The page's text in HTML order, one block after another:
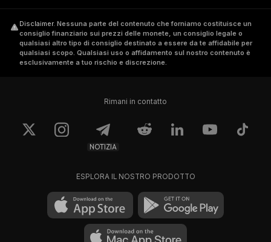
Disclaimer. Nessuna parte del contenuto che forniamo costituisce un
consiglio finanziario sui prezzi delle monete, un consiglio legale o
qualsiasi altro tipo di consiglio destinato a essere da te affidabile per
qualsiasi scopo. Qualsiasi uso o affidamento sul nostro contenuto è
esclusivamente a tuo rischio e discrezione.
Rimani in contatto
NOTIZIA
ESPLORA IL NOSTRO PRODOTTO